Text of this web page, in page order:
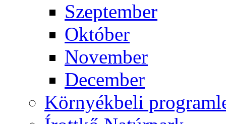
Szeptember
Október
November
December
Környékbeli